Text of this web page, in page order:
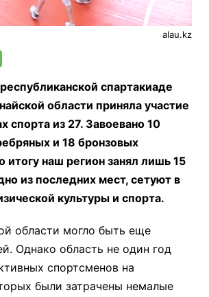
alau.kz
спартакиаде
области приняла участие
спорта из 27. Завоевано 10
и 18 бронзовых
итогу наш регион занял лишь 15
из последних мест, сетуют в
культуры и спорта.
области могло быть еще
Однако область не один год
спортсменов на
были затрачены немалые